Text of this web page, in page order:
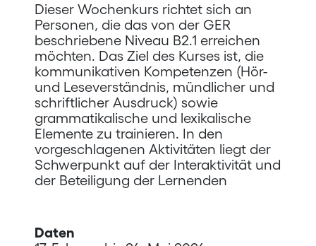
Dieser Wochenkurs richtet sich an
Personen, die das von der GER
beschriebene Niveau B2.1 erreichen
möchten. Das Ziel des Kurses ist, die
kommunikativen Kompetenzen (Hör-
und Leseverständnis, mündlicher und
schriftlicher Ausdruck) sowie
grammatikalische und lexikalische
Elemente zu trainieren. In den
vorgeschlagenen Aktivitäten liegt der
Schwerpunkt auf der Interaktivität und
der Beteiligung der Lernenden
Daten